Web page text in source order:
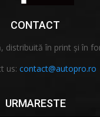
CONTACT
distribuită în print și în
us: contact@autopro.ro
URMARESTE